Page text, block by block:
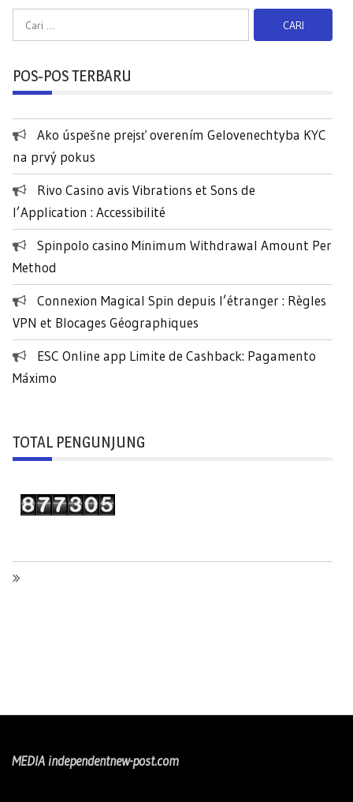
a
t
k
:
POS-POS TERBARU
Ako úspešne prejsť overením Gelovenechtyba KYC
na prvý pokus
Rivo Casino avis Vibrations et Sons de
l’Application : Accessibilité
Spinpolo casino Minimum Withdrawal Amount Per
Method
Connexion Magical Spin depuis l’étranger : Règles
VPN et Blocages Géographiques
ESC Online app Limite de Cashback: Pagamento
Máximo
TOTAL PENGUNJUNG
MEDIA independentnew-post.com